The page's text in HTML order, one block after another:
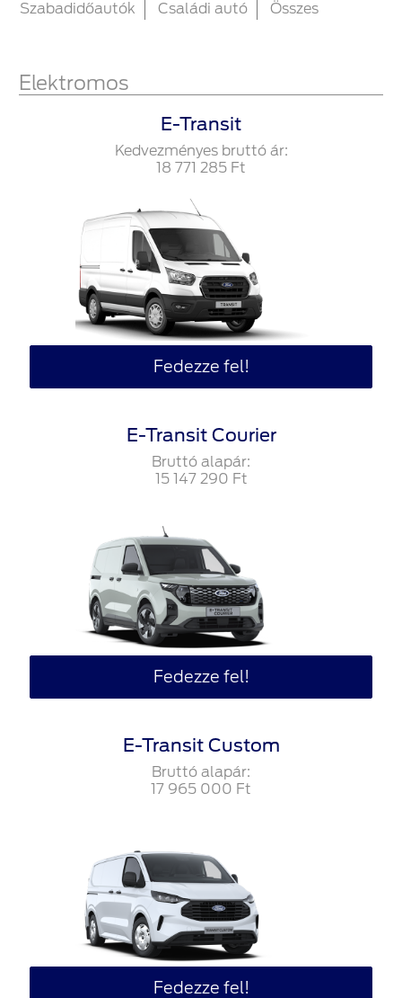
Szabadidőautók
Családi autó Összes
Elektromos
E-Transit
Kedvezményes bruttó ár:
18‍ ‍771‍ ‍285 Ft
Fedezze fel!
E-Transit Courier
Bruttó alapár:
15‍ ‍147‍ ‍290 Ft
Fedezze fel!
E-Transit Custom
Bruttó alapár:
17‍ ‍965‍ ‍000 Ft
Fedezze fel!